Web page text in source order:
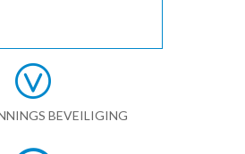
BEVEILIGING